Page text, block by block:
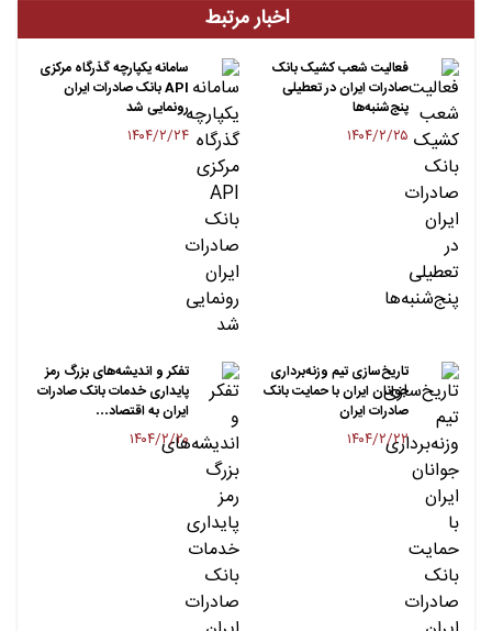
اخبار مرتبط
فعالیت شعب کشیک بانک
صادرات ایران در تعطیلی
پنج‌شنبه‌ها
۱۴۰۴/۲/۲۵
سامانه یکپارچه گذرگاه مرکزی
API بانک صادرات ایران
رونمایی شد
۱۴۰۴/۲/۲۴
تاریخ‌سازی تیم وزنه‌برداری
جوانان ایران با حمایت بانک
صادرات ایران
۱۴۰۴/۲/۲۲
تفکر و اندیشه‌های بزرگ رمز
پایداری خدمات بانک صادرات
ایران به اقتصاد…
۱۴۰۴/۲/۲۰